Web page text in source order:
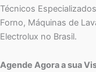
Técnicos
Forno, Máquinas de
Electrolux no Brasil.
Agende Agora a sua